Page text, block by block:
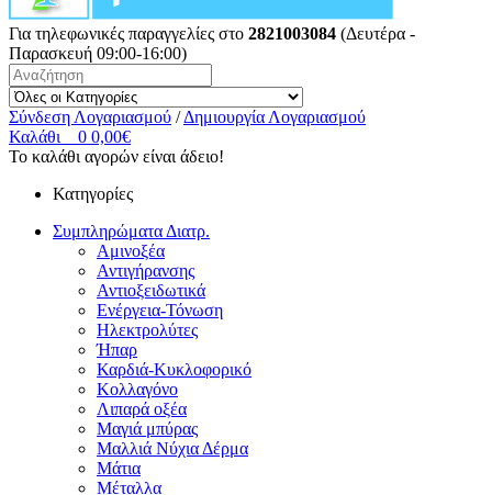
Για τηλεφωνικές παραγγελίες στο 2821003084 (Δευτέρα -
Παρασκευή 09:00-16:00)
Σύνδεση Λογαριασμού / Δημιουργία Λογαριασμού
Καλάθι
0 0,00€
Το καλάθι αγορών είναι άδειο!
Κατηγορίες
Συμπληρώματα Διατρ.
Αμινοξέα
Αντιγήρανσης
Αντιοξειδωτικά
Ενέργεια-Τόνωση
Ηλεκτρολύτες
Ήπαρ
Καρδιά-Κυκλοφορικό
Κολλαγόνο
Λιπαρά οξέα
Μαγιά μπύρας
Μαλλιά Νύχια Δέρμα
Μάτια
Μέταλλα